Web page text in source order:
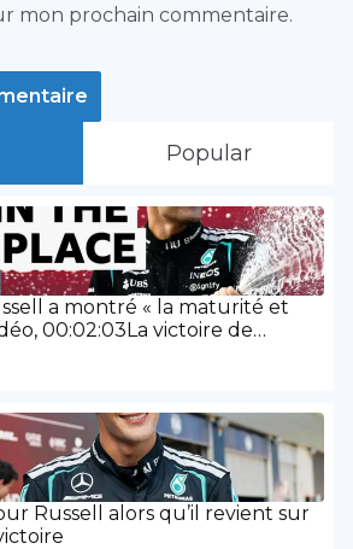
mon prochain commentaire.
Popular
a montré « la maturité et
00:02:03La victoire de
la maturité et l’expérience »
Russell alors qu’il revient sur